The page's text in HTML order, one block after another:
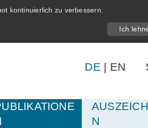
kontinuierlich zu verbessern.
Ich
DE | EN
N